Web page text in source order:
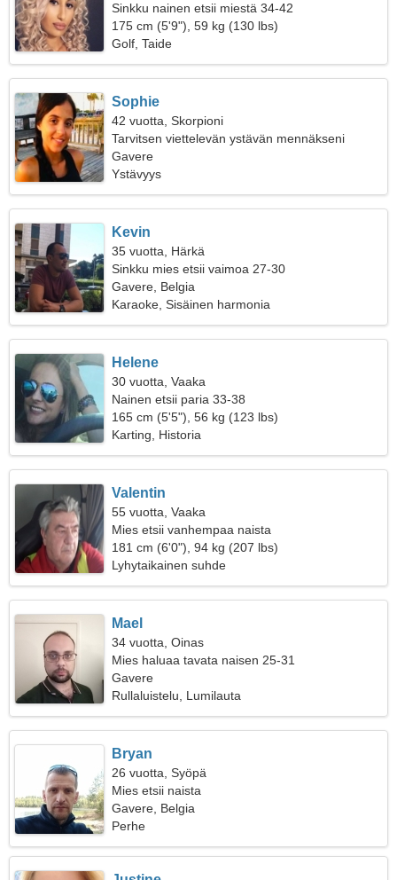
Sinkku nainen etsii miestä 34-42
175 cm (5'9"), 59 kg (130 lbs)
Golf, Taide
Sophie
42 vuotta, Skorpioni
Tarvitsen viettelevän ystävän mennäkseni
yhdessä leirille
Gavere
Ystävyys
Kevin
35 vuotta, Härkä
Sinkku mies etsii vaimoa 27-30
Gavere, Belgia
Karaoke, Sisäinen harmonia
Helene
30 vuotta, Vaaka
Nainen etsii paria 33-38
165 cm (5'5"), 56 kg (123 lbs)
Karting, Historia
Valentin
55 vuotta, Vaaka
Mies etsii vanhempaa naista
181 cm (6'0"), 94 kg (207 lbs)
Lyhytaikainen suhde
Mael
34 vuotta, Oinas
Mies haluaa tavata naisen 25-31
Gavere
Rullaluistelu, Lumilauta
Bryan
26 vuotta, Syöpä
Mies etsii naista
Gavere, Belgia
Perhe